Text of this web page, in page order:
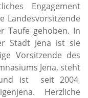
Engagement
Landesvorsitzende
Taufe gehoben. In
Stadt Jena ist sie
Vorsitzende des
Jena, steht
ist seit 2004
Herzliche